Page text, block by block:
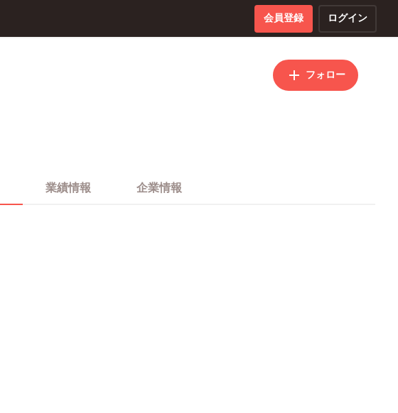
会員登録 ログイン
フォロー
業績情報 企業情報